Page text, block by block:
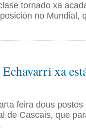
tornado xa
no Mundial,
Echavarri xa
feira dous postos
de Cascais, que